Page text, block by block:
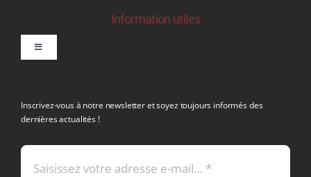
Information utiles
Toggle
Mentions légales
Inscrivez-vous à notre newsletter et soyez toujours informés des
dernières actualités !